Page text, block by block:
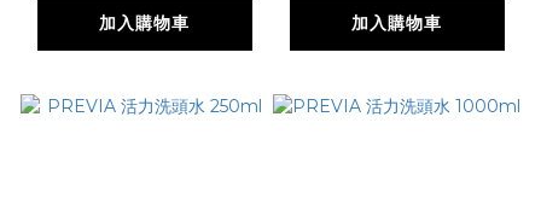
加入購物車 加入購物車